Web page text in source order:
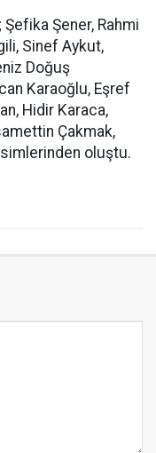
Şener, Rahmi
Sinef Aykut,
Doğuş
Karaoğlu, Eşref
Hidir Karaca,
Çakmak,
oluştu.